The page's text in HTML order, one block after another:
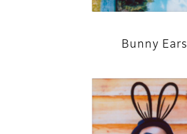
Bunny Ears